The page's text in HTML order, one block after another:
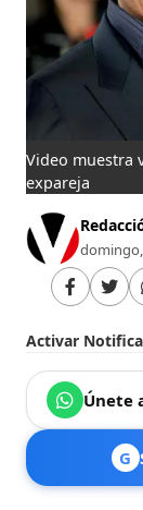
Video muestra
expareja
domingo,
Activar
Únete
G